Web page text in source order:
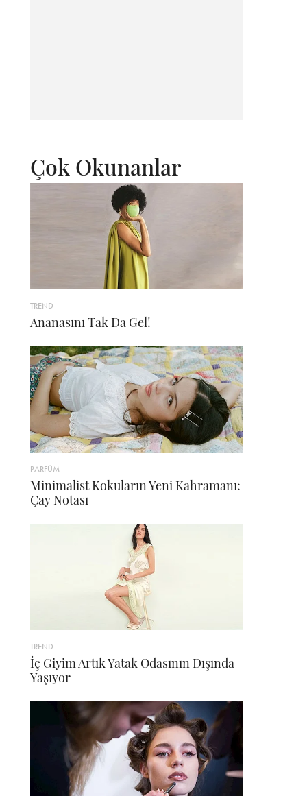
Çok Okunanlar
TREND
Ananasını Tak Da Gel!
PARFÜM
Minimalist Kokuların Yeni Kahramanı:
Çay Notası
TREND
İç Giyim Artık Yatak Odasının Dışında
Yaşıyor